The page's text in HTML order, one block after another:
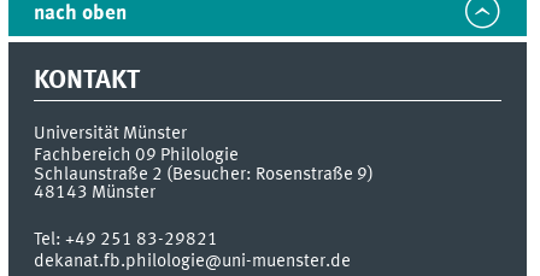
nach oben
KONTAKT
Universität Münster
Fachbereich 09 Philologie
Schlaunstraße 2 (Besucher: Rosenstraße 9)
48143 Münster
Tel:+49 251 83-29821
dekanat.fb.philologie@uni-muenster.de